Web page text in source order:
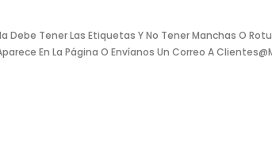
Tener Las Etiquetas Y No Tener Manchas O
En La Página O Envíanos Un Correo A